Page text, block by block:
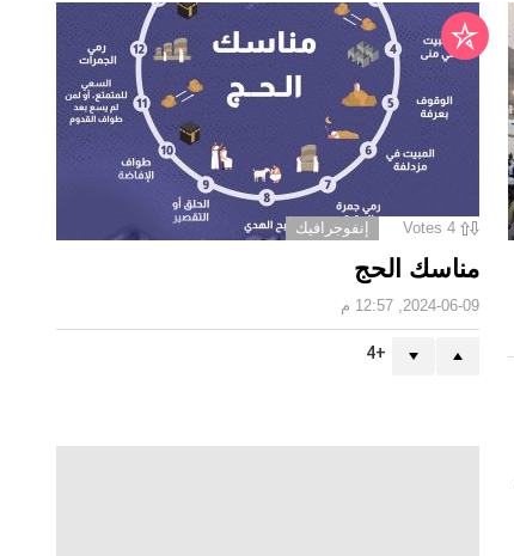
4
Votes إنفوجرافيك
مناسك الحج
2024-06-09, 12:57 م
4